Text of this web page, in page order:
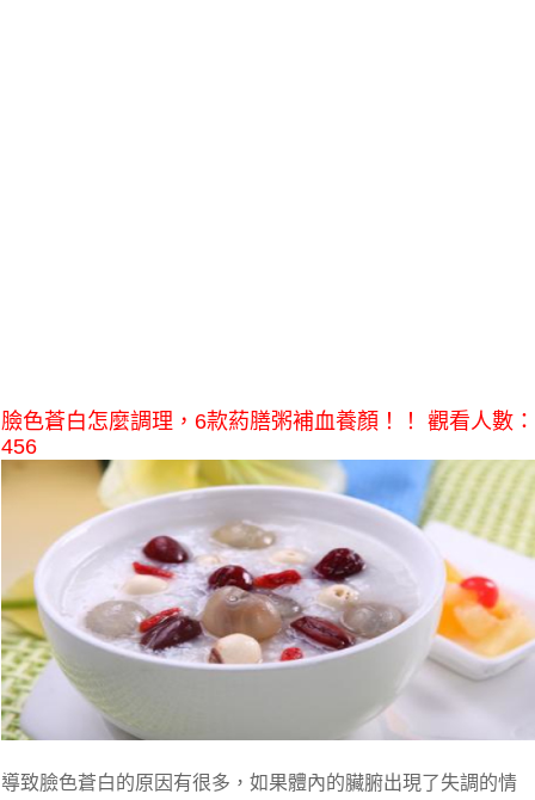
臉色蒼白怎麼調理，6款葯膳粥補血養顏！！ 觀看人數：
456
導致臉色蒼白的原因有很多，如果體內的臟腑出現了失調的情